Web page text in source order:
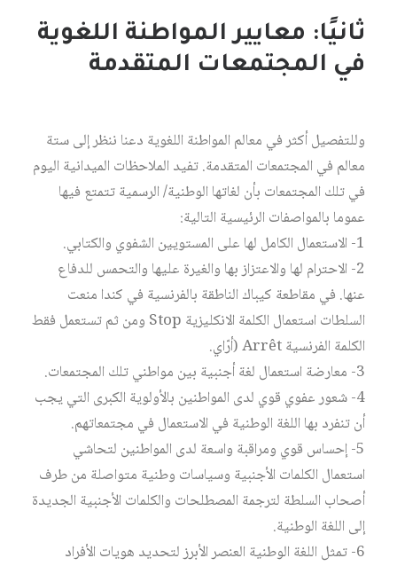
ثانيًا: معايير المواطنة اللغوية
في المجتمعات المتقدمة
وللتفصيل أكثر في معالم المواطنة اللغوية دعنا ننظر إلى ستة
معالم في المجتمعات المتقدمة. تفيد الملاحظات الميدانية اليوم
في تلك المجتمعات بأن لغاتها الوطنية/ الرسمية تتمتع فيها
عموما بالمواصفات الرئيسية التالية:
1- الاستعمال الكامل لها على المستويين الشفوي والكتابي.
2- الاحترام لها والاعتزاز بها والغيرة عليها والتحمس للدفاع
عنها. في مقاطعة كيباك الناطقة بالفرنسية في كندا منعت
السلطات استعمال الكلمة الانكليزية Stop ومن ثم تستعمل فقط
الكلمة الفرنسية Arrêt (أرّاي.
3- معارضة استعمال لغة أجنبية بين مواطني تلك المجتمعات.
4- شعور عفوي قوي لدى المواطنين بالأولوية الكبرى التي يجب
أن تنفرد بها اللغة الوطنية في الاستعمال في مجتمعاتهم.
5- إحساس قوي ومراقبة واسعة لدى المواطنين لتحاشي
استعمال الكلمات الأجنبية وسياسات وطنية متواصلة من طرف
أصحاب السلطة لترجمة المصطلحات والكلمات الأجنبية الجديدة
إلى اللغة الوطنية.
6- تمثل اللغة الوطنية العنصر الأبرز لتحديد هويات الأفراد